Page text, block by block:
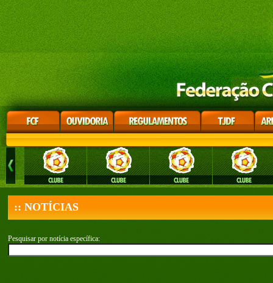
:: NOTÍCIAS
Pesquisar por notícia específica: